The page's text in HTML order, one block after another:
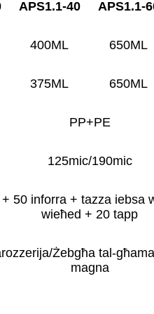
APS1.1-40 APS1.1-
400ML 650ML
375ML 650ML
PP+PE
125mic/190mic
50 inforra + tazza iebsa
wieħed + 20 tapp
Żebgħa tal-
magna